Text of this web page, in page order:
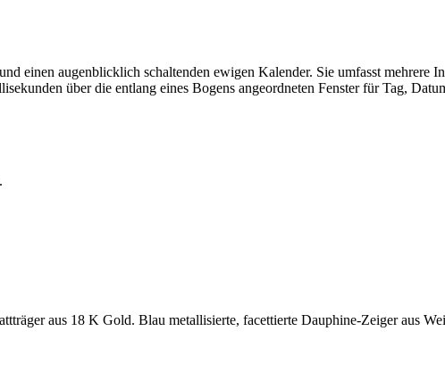
einen augenblicklich schaltenden ewigen Kalender. Sie umfasst mehrere
über die entlang eines Bogens angeordneten Fenster für Tag,
aus 18 K Gold. Blau metallisierte, facettierte Dauphine-Zeiger aus